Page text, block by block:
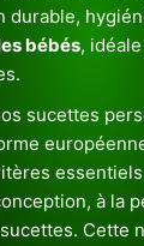
durable,
bébés,
sucettes
à la
sucettes. Cette